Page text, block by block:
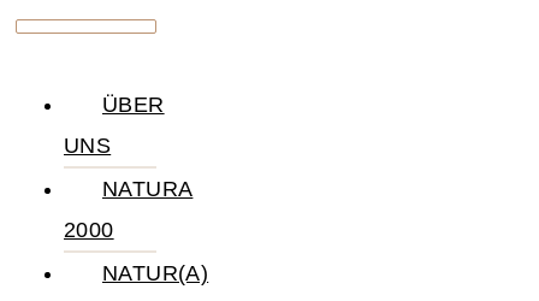
ÜBER
UNS
NATURA
2000
NATUR(A)